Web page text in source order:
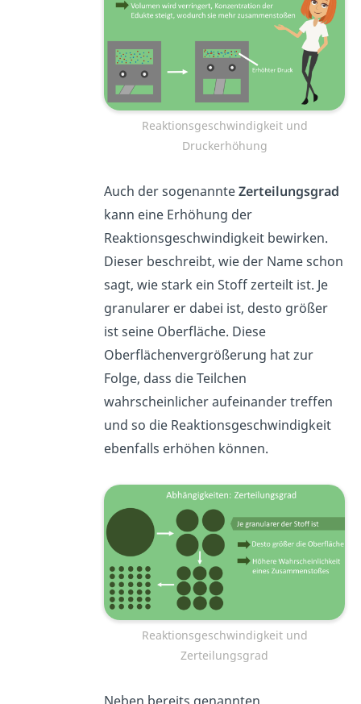
Reaktionsgeschwindigkeit und
Druckerhöhung
Auch der sogenannteZerteilungsgrad
kann eine Erhöhung der
Reaktionsgeschwindigkeit bewirken.
Dieser beschreibt, wie der Name schon
sagt, wie stark ein Stoff zerteilt ist. Je
granularer er dabei ist, desto größer
ist seine Oberfläche. Diese
Oberflächenvergrößerung hat zur
Folge, dass die Teilchen
wahrscheinlicher aufeinander treffen
und so die Reaktionsgeschwindigkeit
ebenfalls erhöhen können.
Reaktionsgeschwindigkeit und
Zerteilungsgrad